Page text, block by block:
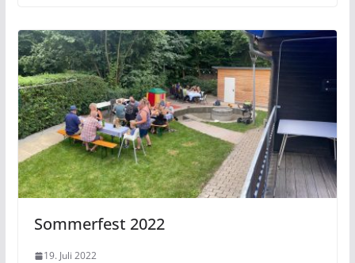
Sommerfest 2022
19. Juli 2022